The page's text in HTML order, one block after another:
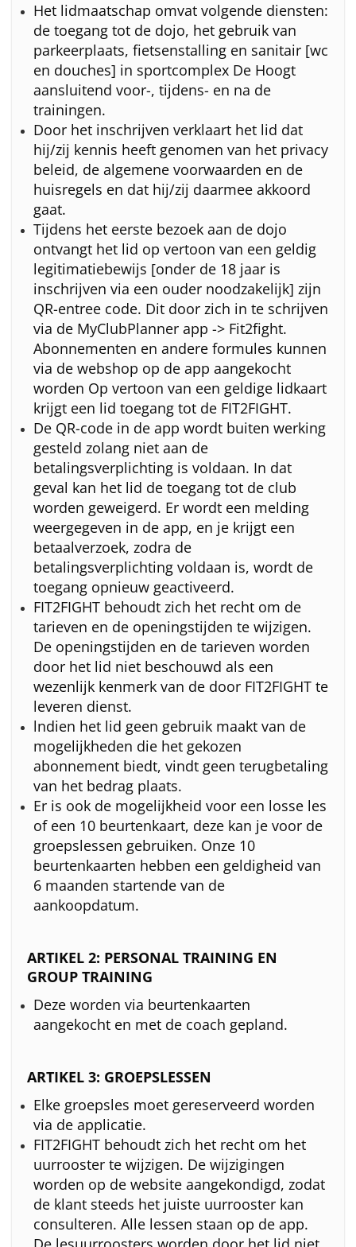
Het lidmaatschap omvat volgende diensten:
de toegang tot de dojo, het gebruik van
parkeerplaats, fietsenstalling en sanitair [wc
en douches] in sportcomplex De Hoogt
aansluitend voor-, tijdens- en na de
trainingen.
Door het inschrijven verklaart het lid dat
hij/zij kennis heeft genomen van het privacy
beleid, de algemene voorwaarden en de
huisregels en dat hij/zij daarmee akkoord
gaat.
Tijdens het eerste bezoek aan de dojo
ontvangt het lid op vertoon van een geldig
legitimatiebewijs [onder de 18 jaar is
inschrijven via een ouder noodzakelijk] zijn
QR-entree code. Dit door zich in te schrijven
via de MyClubPlanner app -> Fit2fight.
Abonnementen en andere formules kunnen
via de webshop op de app aangekocht
worden Op vertoon van een geldige lidkaart
krijgt een lid toegang tot de FIT2FIGHT.
De QR-code in de app wordt buiten werking
gesteld zolang niet aan de
betalingsverplichting is voldaan. In dat
geval kan het lid de toegang tot de club
worden geweigerd. Er wordt een melding
weergegeven in de app, en je krijgt een
betaalverzoek, zodra de
betalingsverplichting voldaan is, wordt de
toegang opnieuw geactiveerd.
FIT2FIGHT behoudt zich het recht om de
tarieven en de openingstijden te wijzigen.
De openingstijden en de tarieven worden
door het lid niet beschouwd als een
wezenlijk kenmerk van de door FIT2FIGHT te
leveren dienst.
lndien het lid geen gebruik maakt van de
mogelijkheden die het gekozen
abonnement biedt, vindt geen terugbetaling
van het bedrag plaats.
Er is ook de mogelijkheid voor een losse les
of een 10 beurtenkaart, deze kan je voor de
groepslessen gebruiken. Onze 10
beurtenkaarten hebben een geldigheid van
6 maanden startende van de
aankoopdatum.
ARTIKEL 2: PERSONAL TRAINING EN
GROUP TRAINING
Deze worden via beurtenkaarten
aangekocht en met de coach gepland.
ARTIKEL 3: GROEPSLESSEN
Elke groepsles moet gereserveerd worden
via de applicatie.
FIT2FIGHT behoudt zich het recht om het
uurrooster te wijzigen. De wijzigingen
worden op de website aangekondigd, zodat
de klant steeds het juiste uurrooster kan
consulteren. Alle lessen staan op de app.